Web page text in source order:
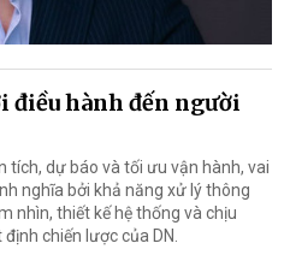
điều hành đến người
tích, dự báo và tối ưu vận hành, vai
nghĩa bởi khả năng xử lý thông
nhìn, thiết kế hệ thống và chịu
chiến lược của DN.